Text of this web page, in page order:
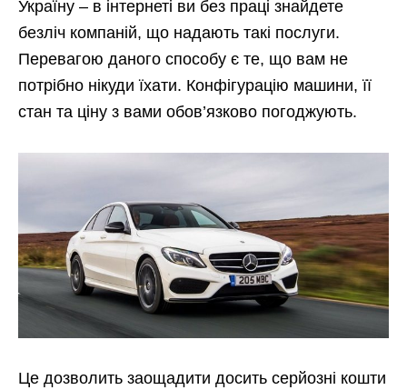
Україну – в інтернеті ви без праці знайдете
безліч компаній, що надають такі послуги.
Перевагою даного способу є те, що вам не
потрібно нікуди їхати. Конфігурацію машини, її
стан та ціну з вами обов’язково погоджують.
Це дозволить заощадити досить серйозні кошти